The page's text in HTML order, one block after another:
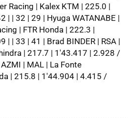
Racing | Kalex KTM | 225.0 |
| | 32 | 29 | Hyuga WATANABE |
| FTR Honda | 222.3 |
| 33 | 41 | Brad BINDER | RSA |
| 217.7 | 1'43.417 | 2.928 /
| MAL | La Fonte
| 215.8 | 1'44.904 | 4.415 /